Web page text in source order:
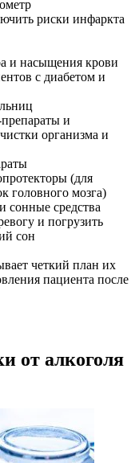
риски инфаркта
и насыщения крови
с диабетом и
и
организма и
(для
головного мозга)
сонные средства
и погрузить
сон
четкий план их
пациента после
от алкоголя